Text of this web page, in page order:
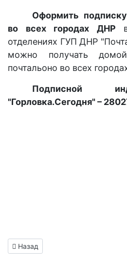
Оформить
во всех городах ДНР
отделениях ГУП ДНР
можно получать
почтальоно во всех
Подписной
"Горловка.Сегодня" –
Предыдущий: Газета
Назад